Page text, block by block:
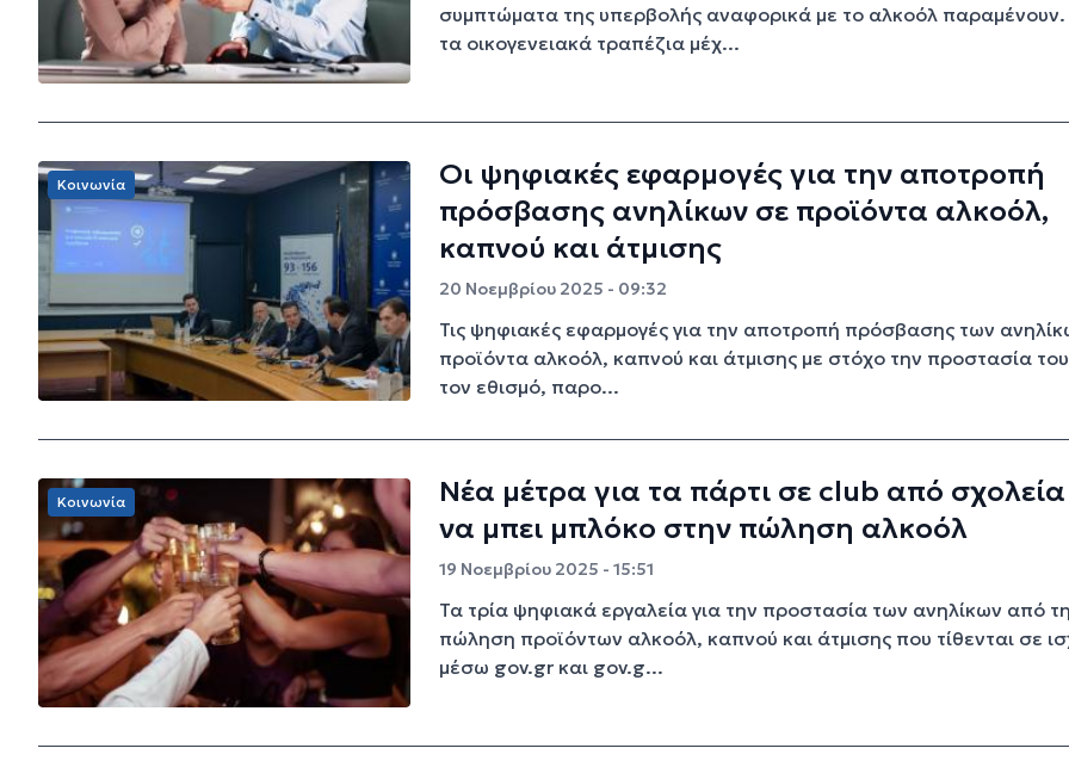
συμπτώματα της υπερβολής αναφορικά με το αλκοόλ
τα οικογενειακά τραπέζια μέχ...
Κοινωνία
Οι ψηφιακές εφαρμογές για την αποτροπή
πρόσβασης ανηλίκων σε προϊόντα αλκοόλ,
καπνού και άτμισης
20 Νοεμβρίου 2025 - 09:32
Τις ψηφιακές εφαρμογές για την αποτροπή πρόσβασης των
προϊόντα αλκοόλ, καπνού και άτμισης με στόχο την προστασία
τον εθισμό, παρο...
Κοινωνία
Νέα μέτρα για τα πάρτι σε club από σχολεία
να μπει μπλόκο στην πώληση αλκοόλ
19 Νοεμβρίου 2025 - 15:51
Τα τρία ψηφιακά εργαλεία για την προστασία των ανηλίκων από
πώληση προϊόντων αλκοόλ, καπνού και άτμισης που τίθενται σε
μέσω gov.gr και gov.g...